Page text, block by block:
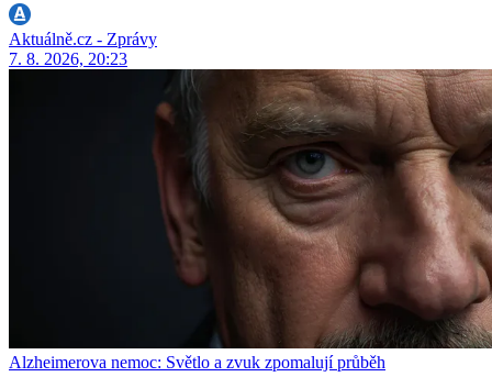
Aktuálně.cz - Zprávy
7. 8. 2026, 20:23
Alzheimerova nemoc: Světlo a zvuk zpomalují průběh